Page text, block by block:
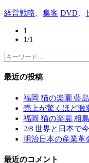
経営戦略 集客 DVD
1
1/1
Search
最近の投稿
福岡 猫の楽園 藍
売上が驚くほど激
福岡 猫の楽園 相
2/8 世界と日本で
明治日本の産業革
最近のコメント